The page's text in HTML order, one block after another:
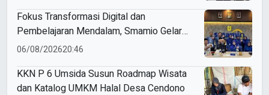
Fokus Transformasi Digital dan
Pembelajaran Mendalam, Smamio Gelar
Pendampingan Sekolah Model
06/08/202620:46
KKN P 6 Umsida Susun Roadmap Wisata
dan Katalog UMKM Halal Desa Cendono